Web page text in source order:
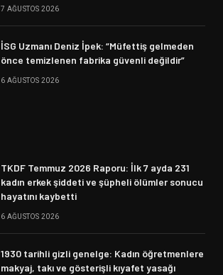
7 AĞUSTOS 2026
İSG Uzmanı Deniz İpek: “Müfettiş gelmeden
önce temizlenen fabrika güvenli değildir”
6 AĞUSTOS 2026
TKDF Temmuz 2026 Raporu: İlk 7 ayda 231
kadın erkek şiddeti ve şüpheli ölümler sonucu
hayatını kaybetti
6 AĞUSTOS 2026
1930 tarihli gizli genelge: Kadın öğretmenlere
makyaj, takı ve gösterişli kıyafet yasağı